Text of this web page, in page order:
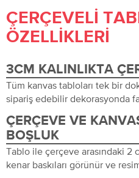
ÇERÇEVELI
ÖZELLIKLERI
3CM KALINLIKTA
Tüm kanvas tabloları tek bir
sipariş edebilir dekorasyonda
ÇERÇEVE VE
BOŞLUK
Tablo ile çerçeve arasındaki 2
kenar baskıları görünür ve